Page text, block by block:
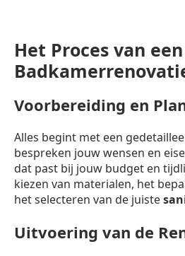
Het Proces van een
Voorbereiding en
Alles begint met een
bespreken jouw wensen en
dat past bij jouw budget en
kiezen van materialen, het
het selecteren van de juiste
Uitvoering van de